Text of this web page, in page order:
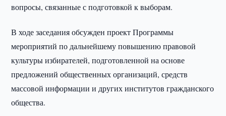
вопросы, связанные с подготовкой к выборам.
В ходе заседания обсужден проект Программы
мероприятий по дальнейшему повышению правовой
культуры избирателей, подготовленной на основе
предложений общественных организаций, средств
массовой информации и других институтов гражданского
общества.